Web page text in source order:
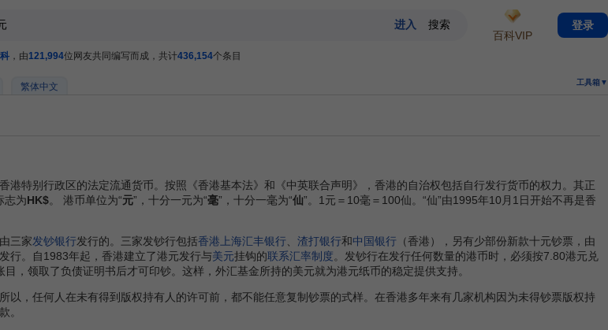
，由121,994位网友共同编写而成，共计436,154个条目
繁体中文 工具箱▼
港特别行政区的法定流通货币。按照《香港基本法》和《中英联合声明》，香港的自治权包括自行发行货币的权力。其正
志为HK$。 港币单位为“元”，十分一元为“毫”，十分一毫为“仙”。1元＝10毫＝100仙。“仙”由1995年10月1日开始不再是香
三家发钞银行发行的。三家发钞行包括香港上海汇丰银行 渣打银行和中国银行 （香港），另有少部份新款十元钞票，由
行。自1983年起，香港建立了港元发行与美元挂钩的联系汇率制度。发钞行在发行任何数量的港币时，必须按7.80港元兑
，领取了负债证明书后才可印钞。这样，外汇基金所持的美元就为港元纸币的稳定提供支持。
以，任何人在未有得到版权持有人的许可前，都不能任意复制钞票的式样。在香港多年来有几家机构因为未得钞票版权持
。
百科VIP
登录